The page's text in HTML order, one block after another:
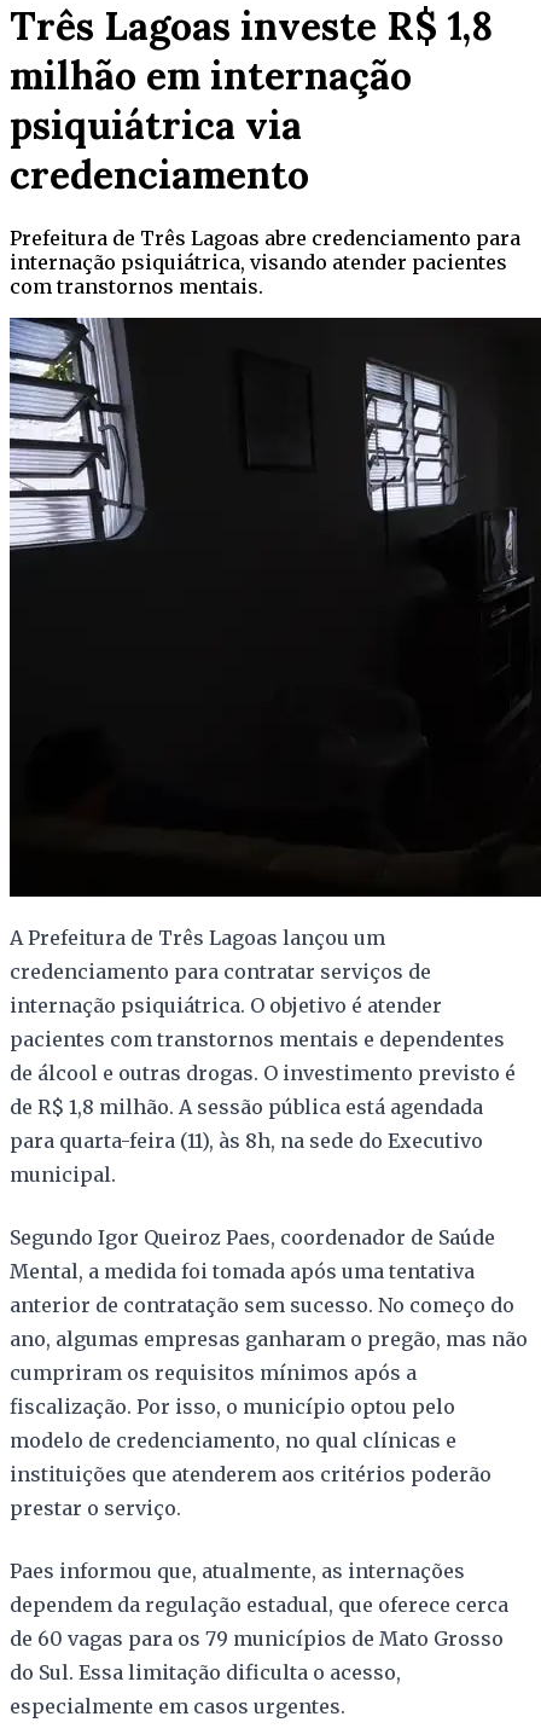
Três Lagoas investe R$ 1,8
milhão em internação
psiquiátrica via
credenciamento
Prefeitura de Três Lagoas abre credenciamento para
internação psiquiátrica, visando atender pacientes
com transtornos mentais.
A Prefeitura de Três Lagoas lançou um
credenciamento para contratar serviços de
internação psiquiátrica. O objetivo é atender
pacientes com transtornos mentais e dependentes
de álcool e outras drogas. O investimento previsto é
de R$ 1,8 milhão. A sessão pública está agendada
para quarta-feira (11), às 8h, na sede do Executivo
municipal.
Segundo Igor Queiroz Paes, coordenador de Saúde
Mental, a medida foi tomada após uma tentativa
anterior de contratação sem sucesso. No começo do
ano, algumas empresas ganharam o pregão, mas não
cumpriram os requisitos mínimos após a
fiscalização. Por isso, o município optou pelo
modelo de credenciamento, no qual clínicas e
instituições que atenderem aos critérios poderão
prestar o serviço.
Paes informou que, atualmente, as internações
dependem da regulação estadual, que oferece cerca
de 60 vagas para os 79 municípios de Mato Grosso
do Sul. Essa limitação dificulta o acesso,
especialmente em casos urgentes.